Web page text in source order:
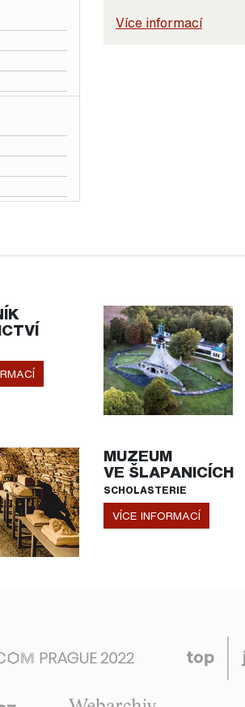
Více informací
MUZEUM
VE ŠLAPANICÍCH
SCHOLASTERIE
VÍCE INFORMACÍ